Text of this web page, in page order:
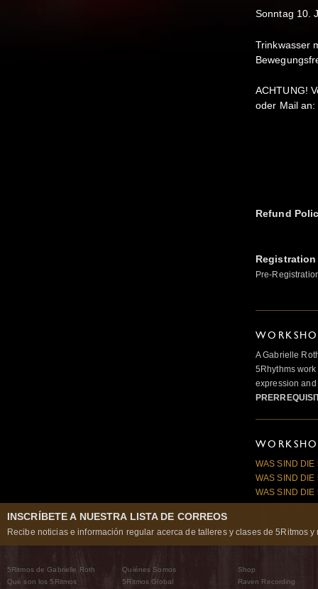
Sonntag 10.
Trinkwasser
ACHTUNG!
oder Mail
Refund
Pre-
A Gabrielle
5Rhythms
expression
WAS SIND
WAS SIND
WAS SIND DIE
INSCRÍBETE A NUESTRA LISTA DE CORREOS
Recibe noticias e información regular acerca de talleres y clases de 5Ritmos y
5Ritmos de Gabrielle Roth
Qué son los 5Ritmos
Quiénes Somos
5Ritmos Global
Shop
Raven Recording